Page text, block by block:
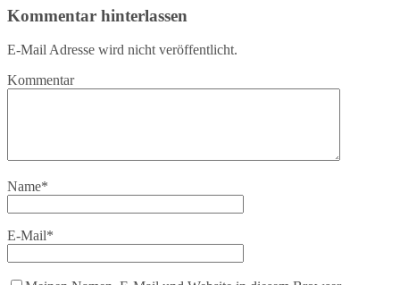
Kommentar hinterlassen
E-Mail Adresse wird nicht veröffentlicht.
Kommentar
Name*
E-Mail*